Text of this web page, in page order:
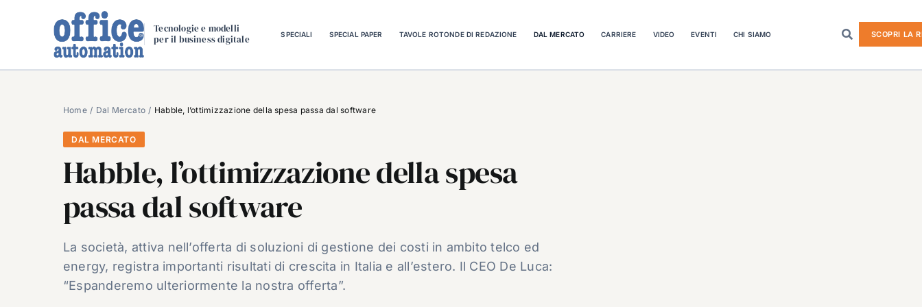
Tecnologie e modelli
per il business digitale
SPECIALI SPECIAL PAPER TAVOLE ROTONDE DI REDAZIONE DAL MERCATO CARRIERE VIDEO EVENTI CHI SIAMO SCOPRI LA
Home Dal Mercato Habble, l’ottimizzazione della spesa passa dal software
DAL MERCATO
Habble, l’ottimizzazione della spesa
passa dal software
La società, attiva nell’offerta di soluzioni di gestione dei costi in ambito telco ed
energy, registra importanti risultati di crescita in Italia e all’estero. Il CEO De Luca:
“Espanderemo ulteriormente la nostra offerta”.